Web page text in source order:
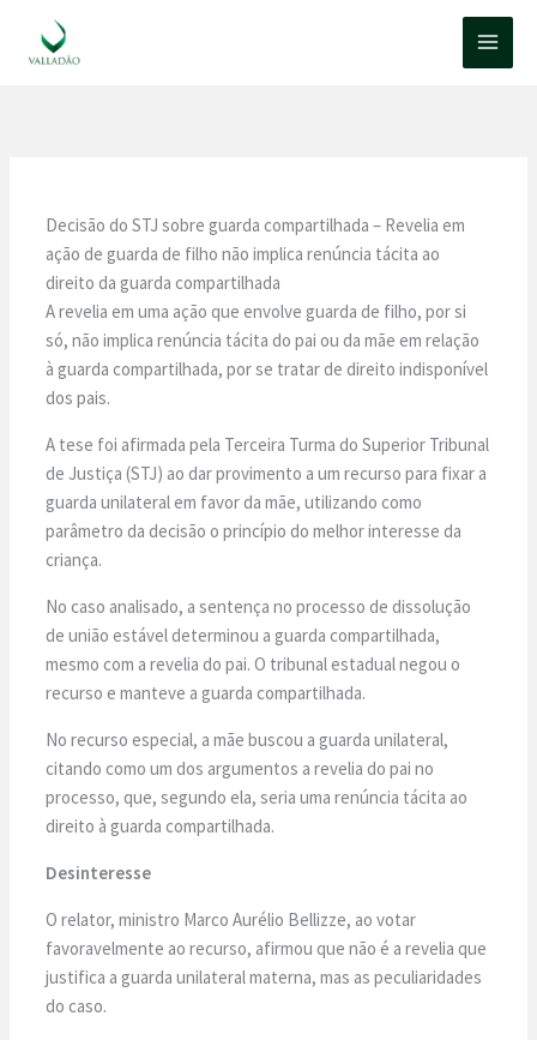
Decisão do STJ sobre guarda compartilhada – Revelia em
ação de guarda de filho não implica renúncia tácita ao
direito da guarda compartilhada
A revelia em uma ação que envolve guarda de filho, por si
só, não implica renúncia tácita do pai ou da mãe em relação
à guarda compartilhada, por se tratar de direito indisponível
dos pais.
A tese foi afirmada pela Terceira Turma do Superior Tribunal
de Justiça (STJ) ao dar provimento a um recurso para fixar a
guarda unilateral em favor da mãe, utilizando como
parâmetro da decisão o princípio do melhor interesse da
criança.
No caso analisado, a sentença no processo de dissolução
de união estável determinou a guarda compartilhada,
mesmo com a revelia do pai. O tribunal estadual negou o
recurso e manteve a guarda compartilhada.
No recurso especial, a mãe buscou a guarda unilateral,
citando como um dos argumentos a revelia do pai no
processo, que, segundo ela, seria uma renúncia tácita ao
direito à guarda compartilhada.
Desinteresse
O relator, ministro Marco Aurélio Bellizze, ao votar
favoravelmente ao recurso, afirmou que não é a revelia que
justifica a guarda unilateral materna, mas as peculiaridades
do caso.